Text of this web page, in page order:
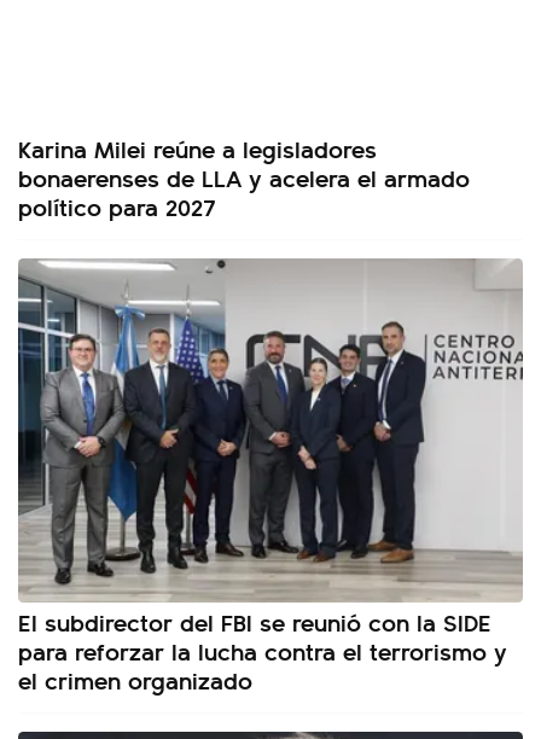
Karina Milei reúne a legisladores
bonaerenses de LLA y acelera el armado
político para 2027
El subdirector del FBI se reunió con la SIDE
para reforzar la lucha contra el terrorismo y
el crimen organizado